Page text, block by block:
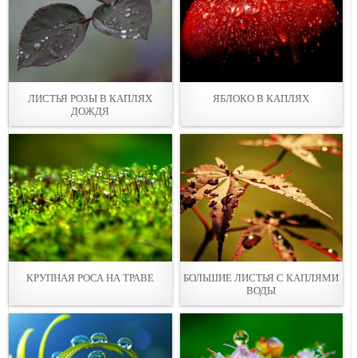
ЛИСТЬЯ РОЗЫ В КАПЛЯХ
ДОЖДЯ
ЯБЛОКО В КАПЛЯХ
КРУПНАЯ РОСА НА ТРАВЕ
БОЛЬШИЕ ЛИСТЬЯ С КАПЛЯМИ
ВОДЫ